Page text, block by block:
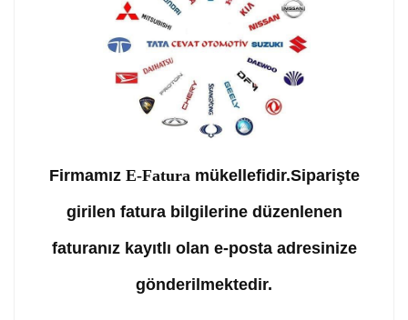
Firmamız E-Fatura mükellefidir.Siparişte
girilen fatura bilgilerine düzenlenen
faturanız kayıtlı olan e-posta adresinize
gönderilmektedir.